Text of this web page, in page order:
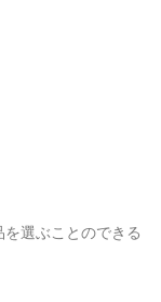
選ぶことのできる